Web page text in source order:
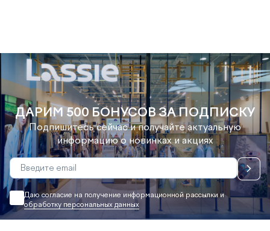
ДАРИМ 500 БОНУСОВ ЗА ПОДПИСКУ
Подпишитесь сейчас и получайте актуальную
информацию о новинках и акциях
Даю согласие на получение информационной рассылки и
обработку персональных данных